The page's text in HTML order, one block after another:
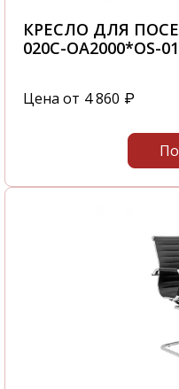
КРЕСЛО ДЛЯ
020C-OA2000*OS-01
Цена от 4 860 ₽